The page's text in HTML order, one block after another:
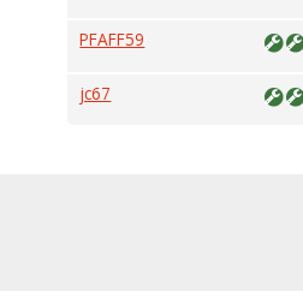
PFAFF59
jc67